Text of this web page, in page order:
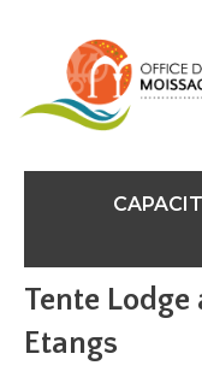
Tente Lodge
Etangs